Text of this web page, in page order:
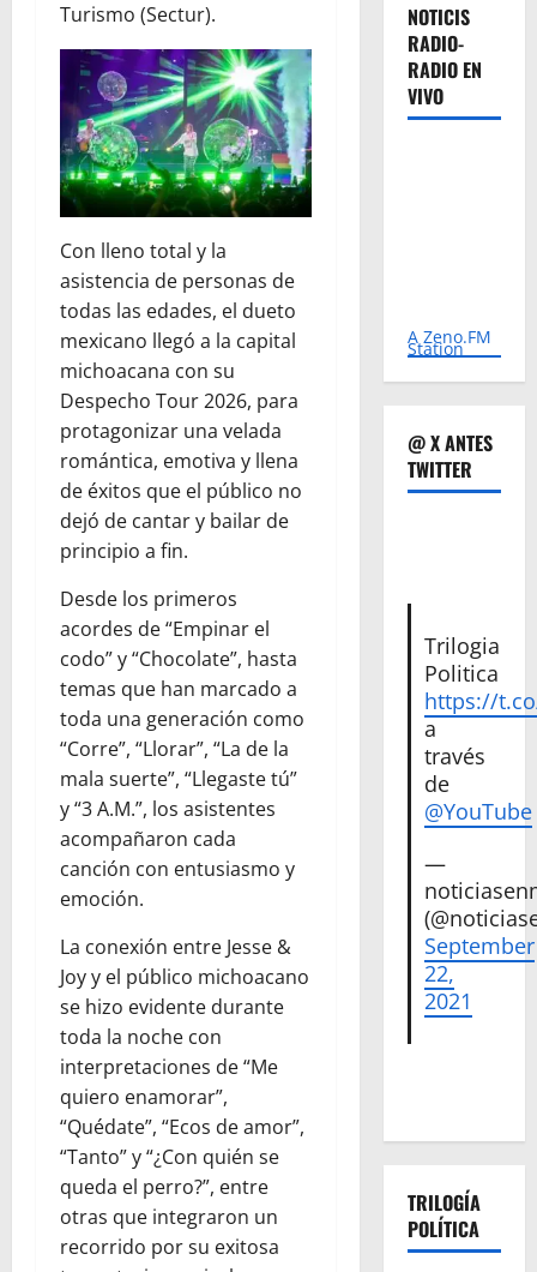
Turismo (Sectur).
Con lleno total y la
asistencia de personas de
todas las edades, el dueto
mexicano llegó a la capital
michoacana con su
Despecho Tour 2026, para
protagonizar una velada
romántica, emotiva y llena
de éxitos que el público no
dejó de cantar y bailar de
principio a fin.
Desde los primeros
acordes de “Empinar el
codo” y “Chocolate”, hasta
temas que han marcado a
toda una generación como
“Corre”, “Llorar”, “La de la
mala suerte”, “Llegaste tú”
y “3 A.M.”, los asistentes
acompañaron cada
canción con entusiasmo y
emoción.
La conexión entre Jesse &
Joy y el público michoacano
se hizo evidente durante
toda la noche con
interpretaciones de “Me
quiero enamorar”,
“Quédate”, “Ecos de amor”,
“Tanto” y “¿Con quién se
queda el perro?”, entre
otras que integraron un
recorrido por su exitosa
NOTICIS
RADIO-
RADIO EN
VIVO
A Zeno.FM
Station
@ X ANTES
TWITTER
Trilogia
Politica
https://
a
través
de
@YouTube
—
September
22,
2021
TRILOGÍA
POLÍTICA